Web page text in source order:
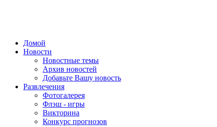
Домой
Новости
Новостные темы
Архив новостей
Добавьте Вашу новость
Развлечения
Фотогалерея
Флэш - игры
Викторина
Конкурс прогнозов